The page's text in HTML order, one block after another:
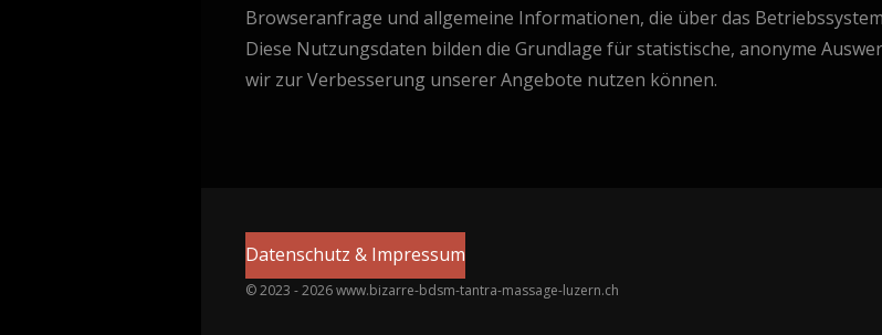
Browseranfrage und allgemeine Informationen, die über das
Diese Nutzungsdaten bilden die Grundlage für statistische, anonyme
wir zur Verbesserung unserer Angebote nutzen können.
Datenschutz & Impressum
© 2023 - 2026 www.bizarre-bdsm-tantra-massage-luzern.ch